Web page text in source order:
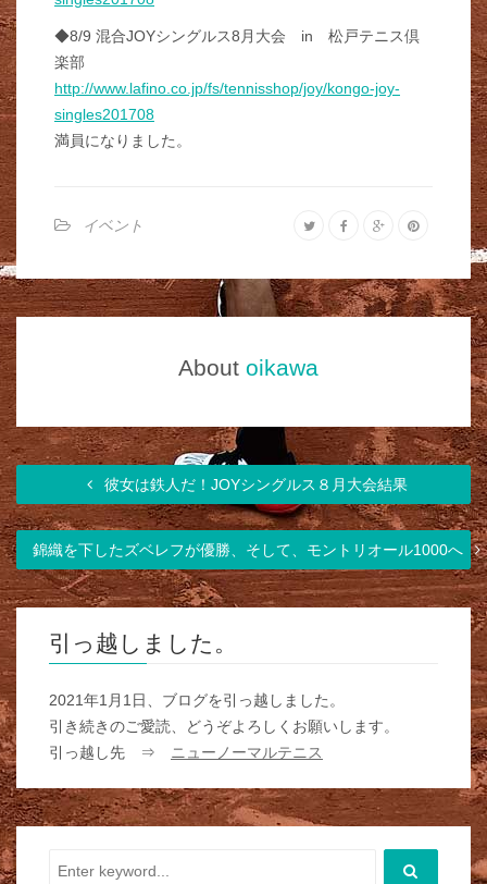
◆8/9 混合JOYシングルス8月大会 in 松戸テニス倶
楽部
http://www.lafino.co.jp/fs/tennisshop/joy/kongo-joy-
singles201708
満員になりました。
イベント
About oikawa
彼女は鉄人だ！JOYシングルス８月大会結果
錦織を下したズベレフが優勝、そして、モントリオール1000へ
引っ越しました。
2021年1月1日、ブログを引っ越しました。
引き続きのご愛読、どうぞよろしくお願いします。
引っ越し先 ⇒
ニューノーマルテニス